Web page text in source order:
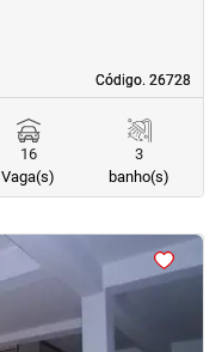
Código. 26728
Código. 26728
16
Vaga(s)
3
banho(s)